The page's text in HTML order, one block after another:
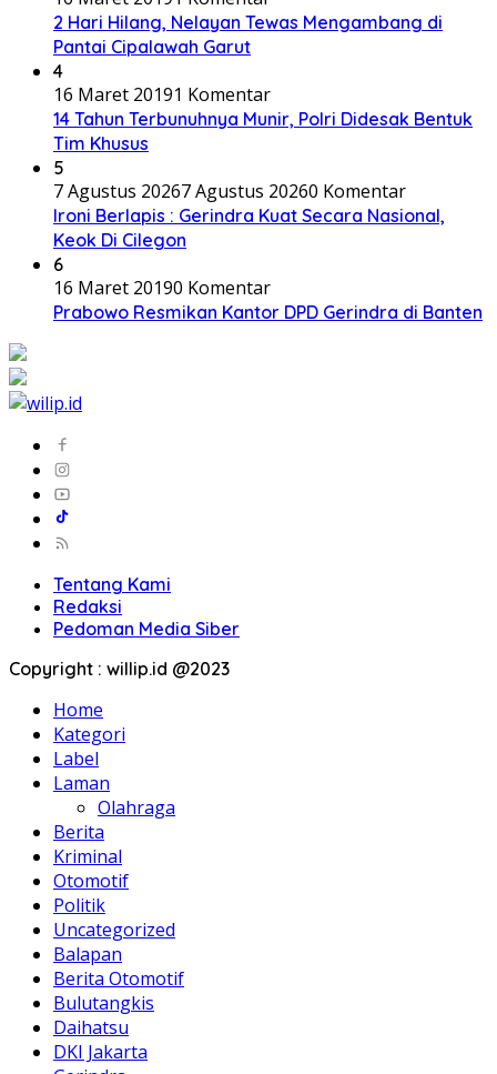
2 Hari Hilang, Nelayan Tewas Mengambang di
Pantai Cipalawah Garut
4
16 Maret 20191 Komentar
14 Tahun Terbunuhnya Munir, Polri Didesak Bentuk
Tim Khusus
5
7 Agustus 20267 Agustus 20260 Komentar
Ironi Berlapis : Gerindra Kuat Secara Nasional,
Keok Di Cilegon
6
16 Maret 20190 Komentar
Prabowo Resmikan Kantor DPD Gerindra di Banten
Tentang Kami
Redaksi
Pedoman Media Siber
Copyright : willip.id @2023
Home
Kategori
Label
Laman
Olahraga
Berita
Kriminal
Otomotif
Politik
Uncategorized
Balapan
Berita Otomotif
Bulutangkis
Daihatsu
DKI Jakarta